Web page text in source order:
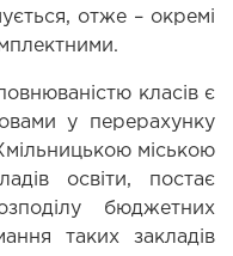
отже – окремі
класів є
у перерахунку
міською
освіти, постає
бюджетних
таких закладів